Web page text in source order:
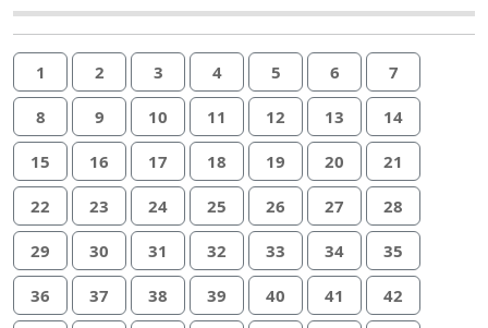
1 2 3 4 5 6 7
8 9 10 11 12 13 14
15 16 17 18 19 20 21
22 23 24 25 26 27 28
29 30 31 32 33 34 35
36 37 38 39 40 41 42